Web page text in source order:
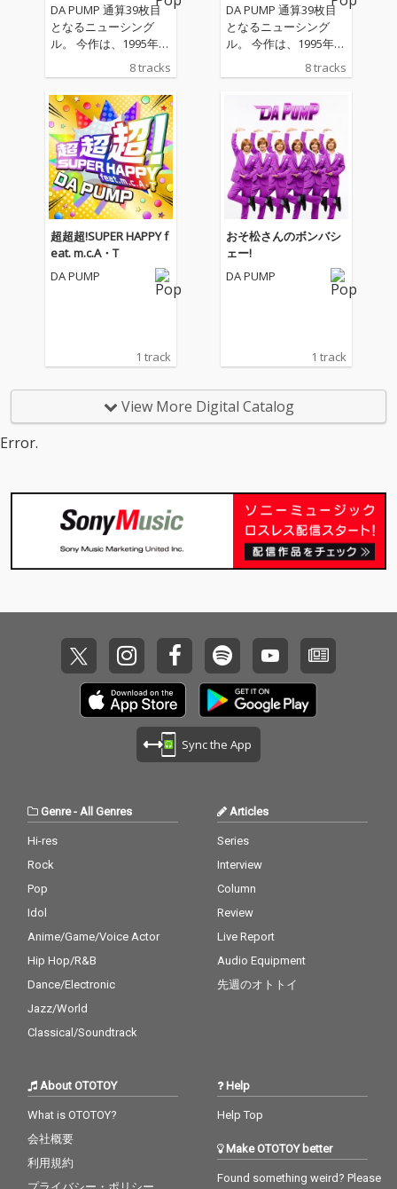
DA PUMP 通算39枚目
となるニューシング
ル。 今作は、1995年に
発売された師匠・m.c.
A・T氏の名曲「SUPER
HAPPY」を、約30年の
時を経てリメイク＆カ
バー。 feat.アーティス
トにm.c.A・T氏ご本人
を迎え、進化した主人
公の“令和版SUPER HA
PPY”をDA PUMPが大放
出します。 歌詞のリメ
イクやトラックのリア
レンジに加え、カップ
リングにはDA PUMP過
去楽曲のRemastered
ver.や、m.c.A・T氏プ
8 tracks
DA PUMP 通算39枚目
となるニューシング
ル。 今作は、1995年に
発売された師匠・m.c.
A・T氏の名曲「SUPER
時を経てリメイク＆カ
バー。 feat.アーティス
トにm.c.A・T氏ご本人
を迎え、進化した主人
公の“令和版SUPER HA
PPY”をDA PUMPが大放
出します。 歌詞のリメ
イクやトラックのリア
レンジに加え、カップ
リングにはDA PUMP過
去楽曲のRemastered
ver.や、m.c.A・T氏プ
8 tracks
超超超!SUPER HAPPY f
eat. m.c.A・T
DA PUMP
1 track
おそ松さんのボンバシ
ェー!
DA PUMP
1 track
View More Digital Catalog
Error.
Sync the App
Genre- All Genres
Hi-res
Rock
Pop
Idol
Anime/Game/Voice Actor
Hip Hop/R&B
Dance/Electronic
Jazz/World
Classical/Soundtrack
Articles
Series
Interview
Column
Review
Live Report
Audio Equipment
先週のオトトイ
About OTOTOY
What is OTOTOY?
会社概要
利用規約
Help
Help Top
Make OTOTOY better
Found something weird? Please